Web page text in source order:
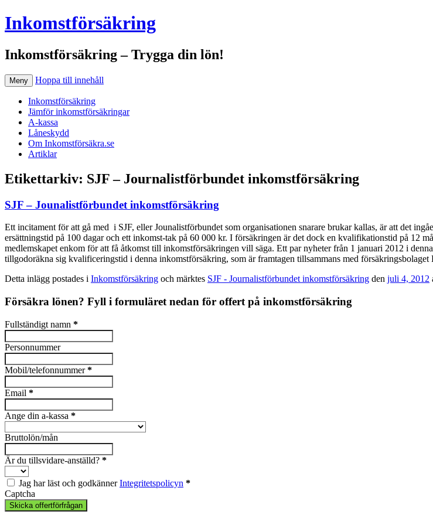
Inkomstförsäkring
Inkomstförsäkring – Trygga din lön!
Meny Hoppa till innehåll
Inkomstförsäkring
Jämför inkomstförsäkringar
A-kassa
Låneskydd
Om Inkomstförsäkra.se
Artiklar
Etikettarkiv: SJF – Journalistförbundet inkomstförsäkring
SJF – Jounalistförbundet inkomstförsäkring
Ett incitament för att gå med i SJF, eller Jounalistförbundet som organisationen snarare brukar kallas, är att det
ersättningstid på 100 dagar och ett inkomst-tak på 60 000 kr. I försäkringen är det dock en kvalifikationstid på 12
medlemskapet enkom för att få åtkomst till inkomstförsäkringen vill säga. Ett par nyheter från 1 januari 2012 i
tillgodoräkna sig kvalificeringstid i denna inkomstförsäkring, som är framtagen tillsammans med försäkringsbolaget
Detta inlägg postades i Inkomstförsäkring och märktes SJF - Journalistförbundet inkomstförsäkring den juli 4, 2012
Försäkra lönen? Fyll i formuläret nedan för offert på inkomstförsäkring
Fullständigt namn *
Personnummer
Mobil/telefonnummer*
Email *
Ange din a-kassa *
Bruttolön/mån
Är du tillsvidare-anställd? *
Jag har läst och godkännerIntegritetspolicyn *
Captcha
Skicka offertförfrågan